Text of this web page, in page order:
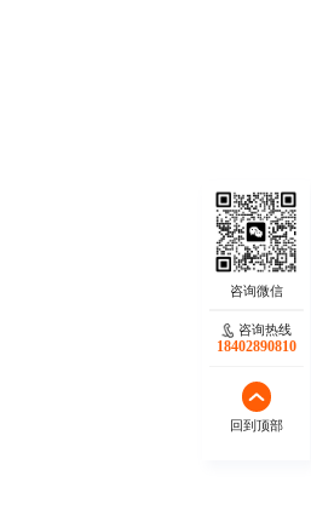
咨询热线
18402890810
回到顶部